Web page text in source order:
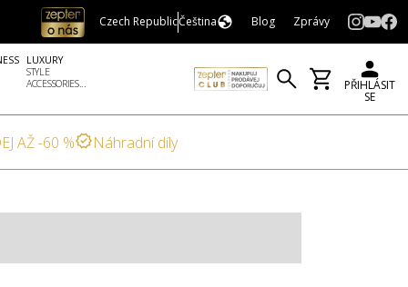
Czech RepublicČeština Blog Zprávy
LUXURY
STYLE
ACCESSORIES...
PŘIHLÁSIT
SE
AŽ -60 % Náhradní díly